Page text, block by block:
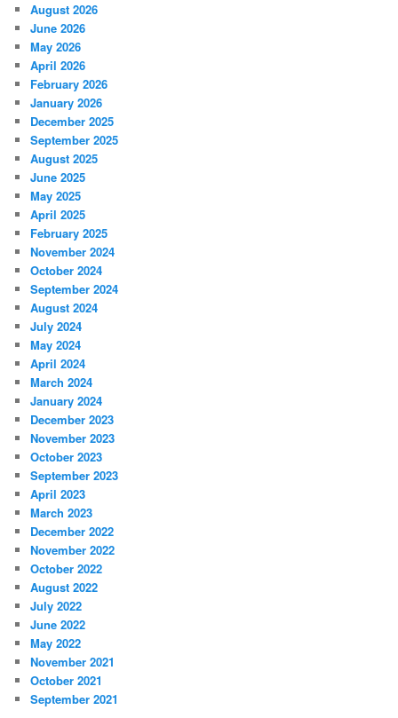
August 2026
June 2026
May 2026
April 2026
February 2026
January 2026
December 2025
September 2025
August 2025
June 2025
May 2025
April 2025
February 2025
November 2024
October 2024
September 2024
August 2024
July 2024
May 2024
April 2024
March 2024
January 2024
December 2023
November 2023
October 2023
September 2023
April 2023
March 2023
December 2022
November 2022
October 2022
August 2022
July 2022
June 2022
May 2022
November 2021
October 2021
September 2021